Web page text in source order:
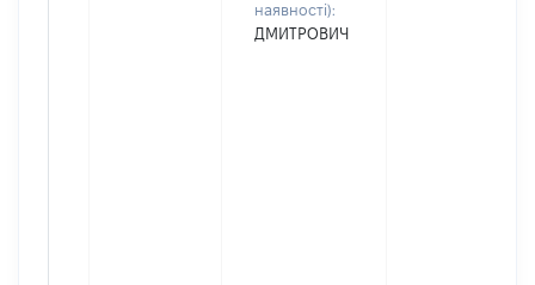
наявності):
ДМИТРОВИЧ